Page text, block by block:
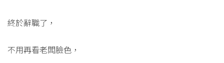
終於辭職了，
不用再看老闆臉色，